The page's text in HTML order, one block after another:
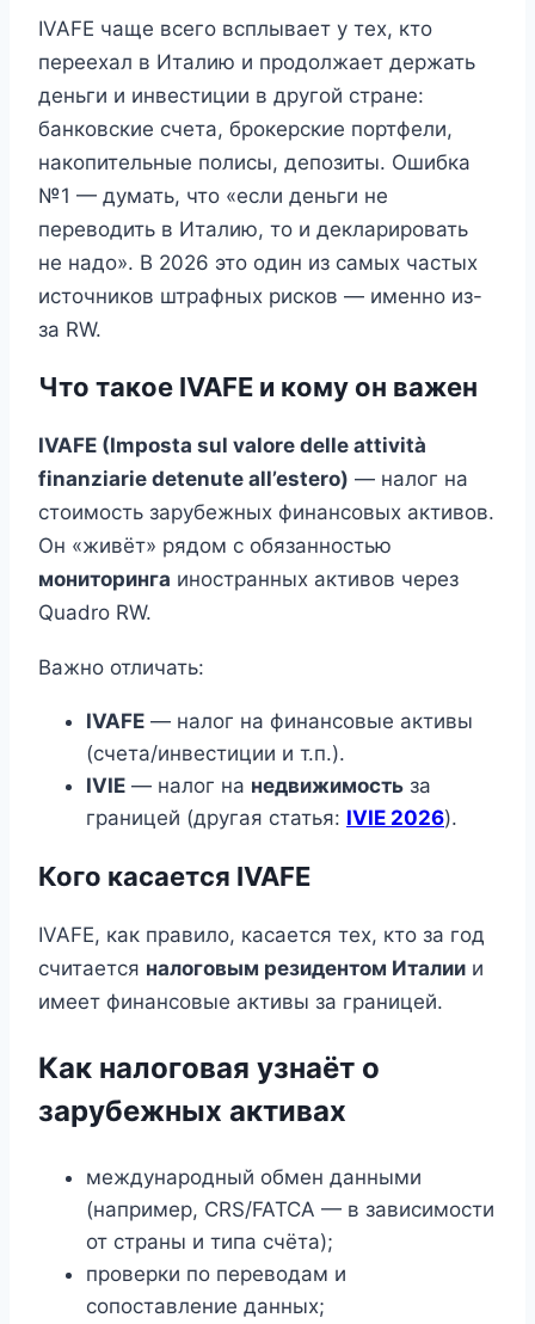
IVAFE чаще всего всплывает у тех, кто
переехал в Италию и продолжает держать
деньги и инвестиции в другой стране:
банковские счета, брокерские портфели,
накопительные полисы, депозиты. Ошибка
№1 — думать, что «если деньги не
переводить в Италию, то и декларировать
не надо». В 2026 это один из самых частых
источников штрафных рисков — именно из-
за RW.
Что такое IVAFE и кому он важен
IVAFE (Imposta sul valore delle attività
finanziarie detenute all’estero) — налог на
стоимость зарубежных финансовых активов.
Он «живёт» рядом с обязанностью
мониторинга иностранных активов через
Quadro RW.
Важно отличать:
IVAFE — налог на финансовые активы
(счета/инвестиции и т.п.).
IVIE — налог на недвижимость за
границей (другая статья: IVIE 2026).
Кого касается IVAFE
IVAFE, как правило, касается тех, кто за год
считается налоговым резидентом Италии и
имеет финансовые активы за границей.
Как налоговая узнаёт о
зарубежных активах
международный обмен данными
(например, CRS/FATCA — в зависимости
от страны и типа счёта);
проверки по переводам и
сопоставление данных;